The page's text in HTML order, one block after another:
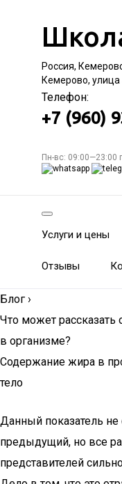
Россия,
Кемерово, улица
Телефон:
+7 (960)
Пн-вс: 09:00—23:00
Услуги и цены
Отзывы
Блог ›
Что может рассказать
в организме?
Содержание жира в
тело
Данный показатель не
предыдущий, но все
представителей